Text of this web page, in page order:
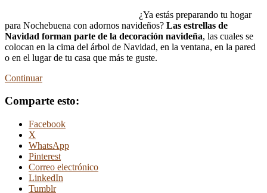
¿Ya estás preparando tu hogar
para Nochebuena con adornos navideños? Las estrellas de
Navidad forman parte de la decoración navideña, las cuales se
colocan en la cima del árbol de Navidad, en la ventana, en la pared
o en el lugar de tu casa que más te guste.
Continuar
Comparte esto:
Facebook
X
WhatsApp
Pinterest
Correo electrónico
LinkedIn
Tumblr